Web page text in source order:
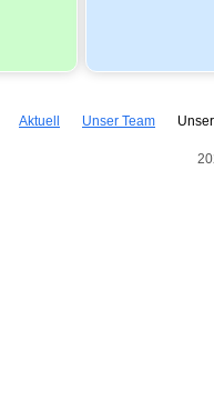
Aktuell Unser Team